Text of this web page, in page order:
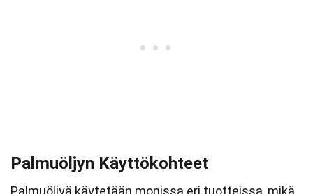
Palmuöljyn Käyttökohteet
Palmuöljyä käytetään monissa eri tuotteissa, mikä